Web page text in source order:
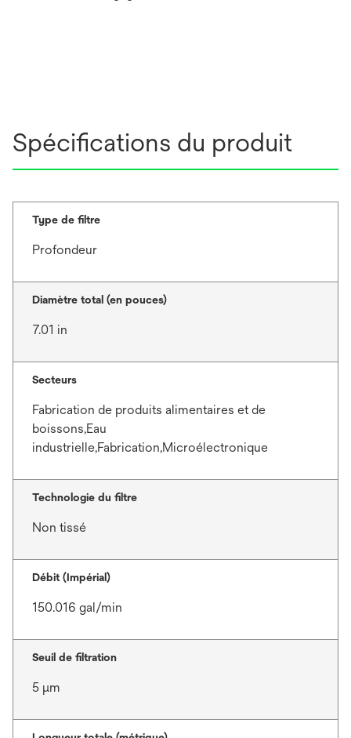
Spécifications du produit
Type de filtre
Profondeur
Diamètre total (en pouces)
7.01 in
Secteurs
Fabrication de produits alimentaires et de
boissons,Eau
industrielle,Fabrication,Microélectronique
Technologie du filtre
Non tissé
Débit (Impérial)
150.016 gal/min
Seuil de filtration
5 μm